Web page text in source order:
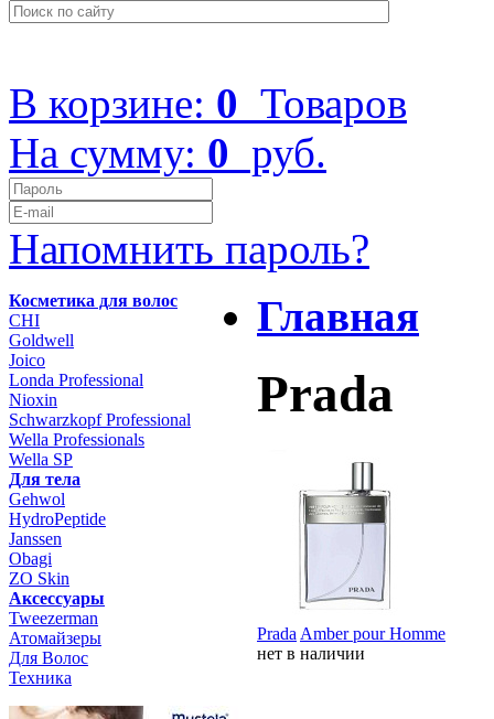
В корзине: 0 Товаров
На сумму: 0 руб.
Напомнить пароль?
Косметика для волос
CHI
Goldwell
Joico
Londa Professional
Nioxin
Schwarzkopf Professional
Wella Professionals
Wella SP
Для тела
Gehwol
HydroPeptide
Janssen
Obagi
ZO Skin
Aксессуары
Tweezerman
Атомайзеры
Для Волос
Техника
Главная
Prada
Prada Amber pour Homme
нет в наличии